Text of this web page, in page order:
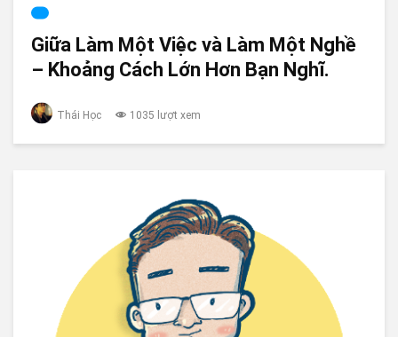
Giữa Làm Một Việc và Làm Một Nghề
– Khoảng Cách Lớn Hơn Bạn Nghĩ.
Thái Học 1035 lượt xem